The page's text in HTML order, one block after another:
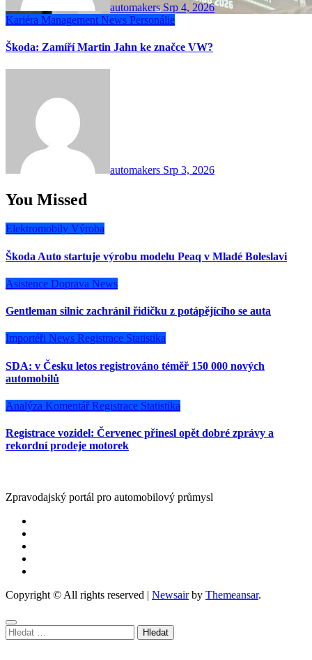
automakers Srp 4, 2026
Kariéra Management News Personálie
Škoda: Zamíří Martin Jahn ke značce VW?
automakers Srp 3, 2026
You Missed
Elektromobily Výroba
Škoda Auto startuje výrobu modelu Peaq v Mladé Boleslavi
Asistence Doprava News
Gentleman silnic zachránil řidičku z potápějícího se auta
Importéři News Registrace Statistika
SDA: v Česku letos registrováno téměř 150 000 nových
automobilů
Analýza Komentář Registrace Statistika
Registrace vozidel: Červenec přinesl opět dobré zprávy a
rekordní prodeje motorek
Zpravodajský portál pro automobilový průmysl
Copyright © All rights reserved | Newsairby Themeansar.
Vyhledávání